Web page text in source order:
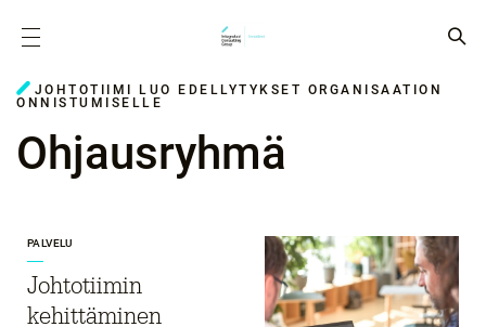
JOHTOTIIMI LUO EDELLYTYKSET ORGANISAATION
ONNISTUMISELLE
Ohjausryhmä
PALVELU
Johtotiimin
kehittäminen